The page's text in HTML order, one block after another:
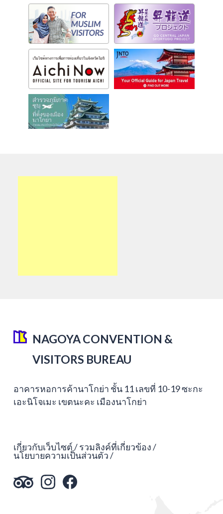
NAGOYA CONVENTION &
VISITORS BUREAU
อาคารหอการค้านาโกย่า ชั้น 11 เลขที่ 10-19 ซะกะ
เอะนิโจเมะ เขตนะคะ เมืองนาโกย่า
เกี่ยวกับเว็บไซต์ รวมลิงค์ที่เกี่ยวข้อง
นโยบายความเป็นส่วนตัว